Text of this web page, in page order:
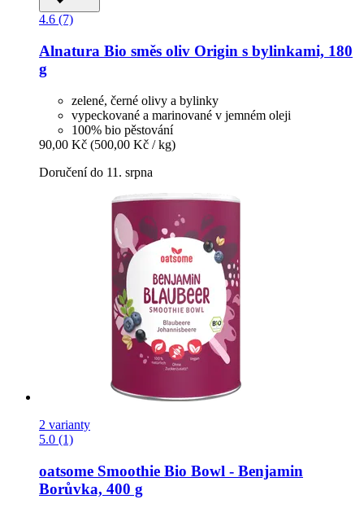
4.6 (7)
Alnatura Bio směs oliv Origin s bylinkami, 180
g
zelené, černé olivy a bylinky
vypeckované a marinované v jemném oleji
100% bio pěstování
90,00 Kč (500,00 Kč / kg)
Doručení do 11. srpna
2 varianty
5.0 (1)
oatsome Smoothie Bio Bowl -​ Benjamin
Borůvka, 400 g